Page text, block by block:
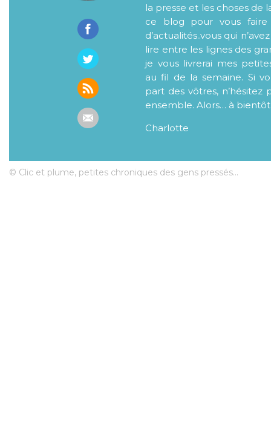
la presse et les choses de
ce blog pour vous faire
d’actualités..vous qui
lire entre les lignes des
je vous livrerai mes
au fil de la semaine. Si
part des vôtres, n’hésitez
ensemble. Alors… à bientôt
Charlotte
© Clic et plume, petites chroniques des gens pressés...